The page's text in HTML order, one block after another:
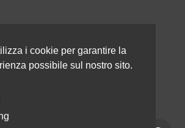
privacy
i cookie per garantire la
possibile sul nostro sito.